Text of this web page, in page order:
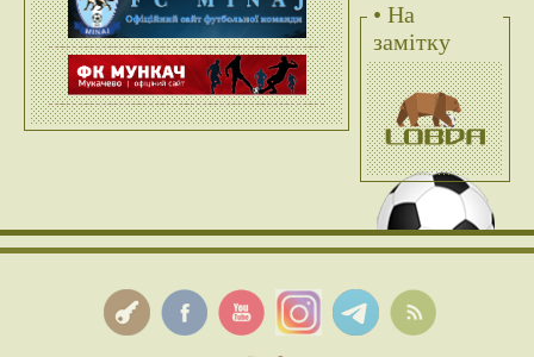
• На
замітку